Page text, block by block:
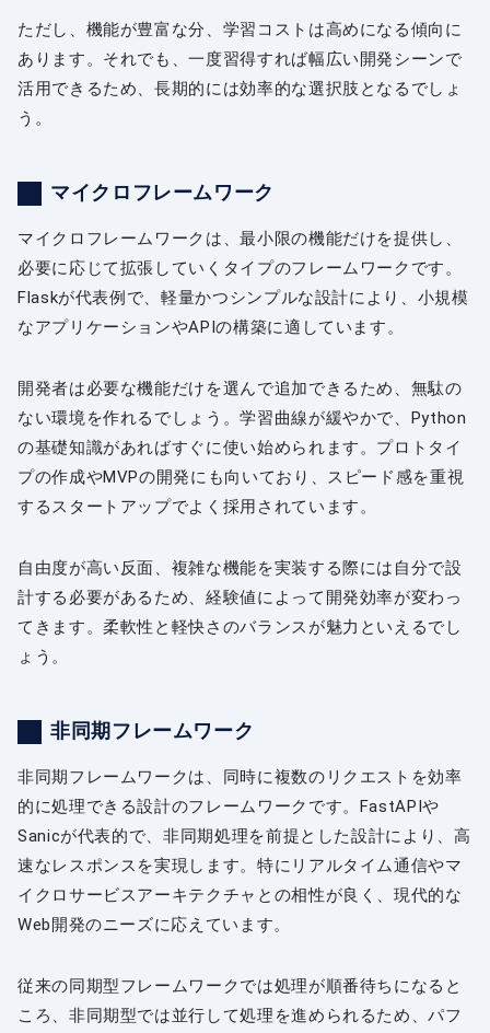
ただし、機能が豊富な分、学習コストは高めになる傾向に
あります。それでも、一度習得すれば幅広い開発シーンで
活用できるため、長期的には効率的な選択肢となるでしょ
う。
マイクロフレームワーク
マイクロフレームワークは、最小限の機能だけを提供し、
必要に応じて拡張していくタイプのフレームワークです。
Flaskが代表例で、軽量かつシンプルな設計により、小規模
なアプリケーションやAPIの構築に適しています。
開発者は必要な機能だけを選んで追加できるため、無駄の
ない環境を作れるでしょう。学習曲線が緩やかで、Python
の基礎知識があればすぐに使い始められます。プロトタイ
プの作成やMVPの開発にも向いており、スピード感を重視
するスタートアップでよく採用されています。
自由度が高い反面、複雑な機能を実装する際には自分で設
計する必要があるため、経験値によって開発効率が変わっ
てきます。柔軟性と軽快さのバランスが魅力といえるでし
ょう。
非同期フレームワーク
非同期フレームワークは、同時に複数のリクエストを効率
的に処理できる設計のフレームワークです。FastAPIや
Sanicが代表的で、非同期処理を前提とした設計により、高
速なレスポンスを実現します。特にリアルタイム通信やマ
イクロサービスアーキテクチャとの相性が良く、現代的な
Web開発のニーズに応えています。
従来の同期型フレームワークでは処理が順番待ちになると
ころ、非同期型では並行して処理を進められるため、パフ